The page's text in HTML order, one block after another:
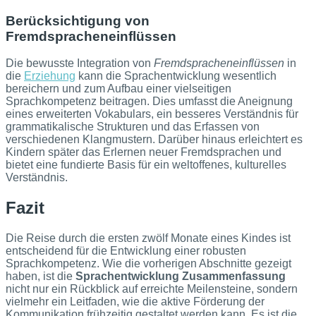
Berücksichtigung von
Fremdspracheneinflüssen
Die bewusste Integration von Fremdspracheneinflüssen in
die Erziehung kann die Sprachentwicklung wesentlich
bereichern und zum Aufbau einer vielseitigen
Sprachkompetenz beitragen. Dies umfasst die Aneignung
eines erweiterten Vokabulars, ein besseres Verständnis für
grammatikalische Strukturen und das Erfassen von
verschiedenen Klangmustern. Darüber hinaus erleichtert es
Kindern später das Erlernen neuer Fremdsprachen und
bietet eine fundierte Basis für ein weltoffenes, kulturelles
Verständnis.
Fazit
Die Reise durch die ersten zwölf Monate eines Kindes ist
entscheidend für die Entwicklung einer robusten
Sprachkompetenz. Wie die vorherigen Abschnitte gezeigt
haben, ist die Sprachentwicklung Zusammenfassung
nicht nur ein Rückblick auf erreichte Meilensteine, sondern
vielmehr ein Leitfaden, wie die aktive Förderung der